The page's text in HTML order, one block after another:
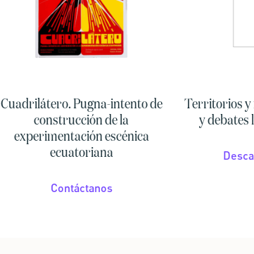
Cuadrilátero. Pugna-intento de
construcción de la
experimentación escénica
ecuatoriana
Contáctanos
Territorios y
y debates